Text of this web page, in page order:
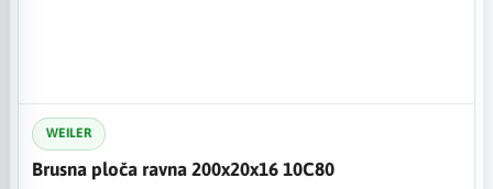
WEILER
Brusna ploča ravna 200x20x16 10C80